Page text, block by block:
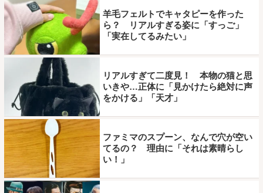
羊毛フェルトでキャタピーを作った
ら？ リアルすぎる姿に「すっご」
「実在してるみたい」
リアルすぎて二度見！ 本物の猫と思
いきや…正体に「見かけたら絶対に声
をかける」「天才」
ファミマのスプーン、なんで穴が空い
てるの？ 理由に「それは素晴らし
い！」